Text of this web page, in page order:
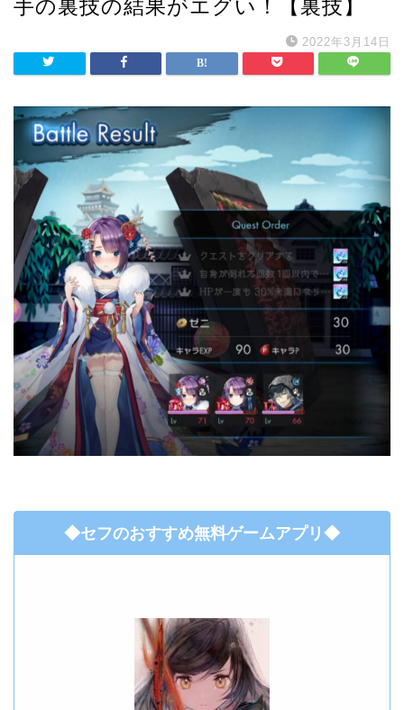
手の裏技の結果がエグい！【裏技】
2022年3月14日
◆セフのおすすめ無料ゲームアプリ◆